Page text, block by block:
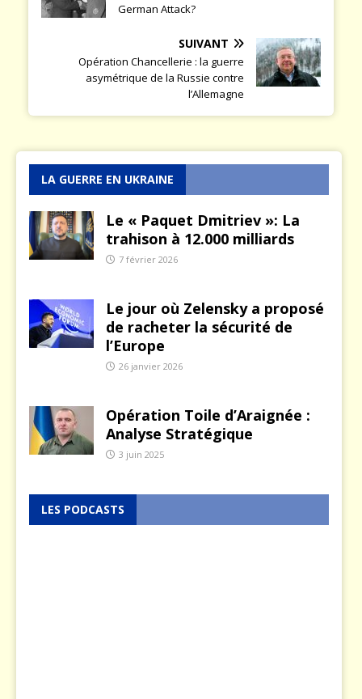
German Attack?
SUIVANT
Opération Chancellerie : la guerre
asymétrique de la Russie contre
l’Allemagne
LA GUERRE EN UKRAINE
Le « Paquet Dmitriev »: La
trahison à 12.000 milliards
7 février 2026
Le jour où Zelensky a proposé
de racheter la sécurité de
l’Europe
26 janvier 2026
Opération Toile d’Araignée :
Analyse Stratégique
3 juin 2025
LES PODCASTS